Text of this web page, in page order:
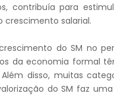
contribuía para
crescimento salarial.
do SM no
da economia formal
disso, muitas
do SM faz